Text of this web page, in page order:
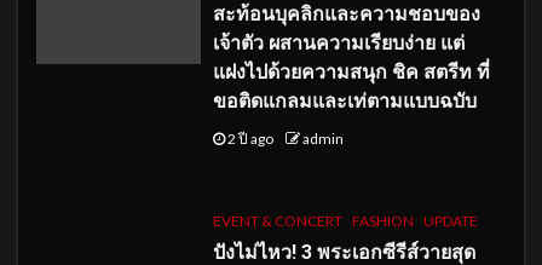
สะท้อนบุคลิกและความชอบของ
เจ้าตัว ผสานความเรียบง่าย แต่
แฝงไปด้วยความสนุก ชิค สตรีท ที่
ขอติดแกลมและเท่ตามแบบฉบับ
2 ปี ago admin
EVENT & CONCERT FASHION UPDATE
ปังไม่ไหว! 3 พระเอกซีรีส์วายสุด